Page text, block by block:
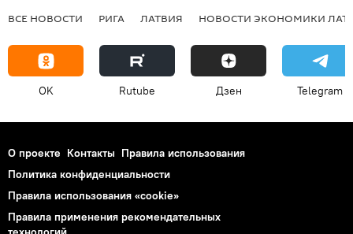
ВСЕ НОВОСТИ РИГА ЛАТВИЯ НОВОСТИ ЭКОНОМИКИ
OK Rutube Дзен Telegram
О проекте Контакты Правила использования
Политика конфиденциальности
Правила использования «cookie»
Правила применения рекомендательных